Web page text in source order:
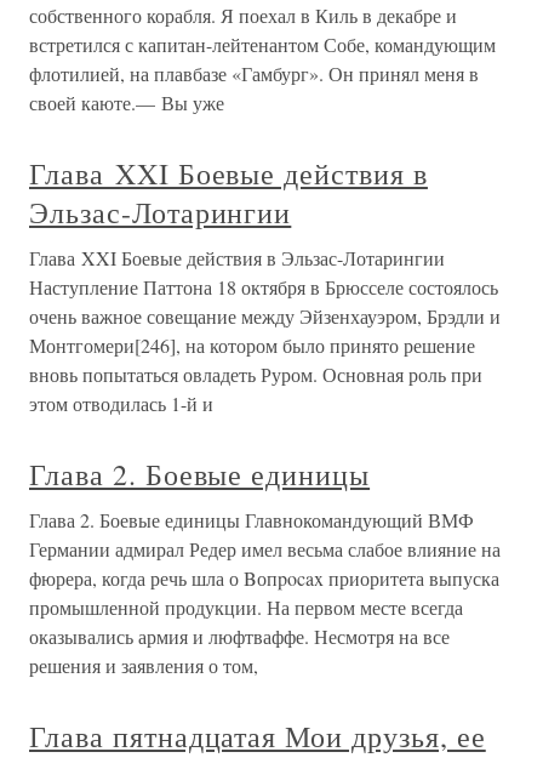
собственного корабля. Я поехал в Киль в декабре и
встретился с капитан-лейтенантом Собе, командующим
флотилией, на плавбазе «Гамбург». Он принял меня в
своей каюте.— Вы уже
Глава XXI Боевые действия в
Эльзас-Лотарингии
Глава XXI Боевые действия в Эльзас-Лотарингии
Наступление Паттона 18 октября в Брюсселе состоялось
очень важное совещание между Эйзенхауэром, Брэдли и
Монтгомери[246], на котором было принято решение
вновь попытаться овладеть Руром. Основная роль при
этом отводилась 1-й и
Глава 2. Боевые единицы
Глава 2. Боевые единицы Главнокомандующий ВМФ
Германии адмирал Редер имел весьма слабое влияние на
фюрера, когда речь шла о Bопpocax приоритета выпуска
промышленной продукции. На первом месте всегда
оказывались армия и люфтваффе. Несмотря на все
решения и заявления о том,
Глава пятнадцатая Мои друзья, ее